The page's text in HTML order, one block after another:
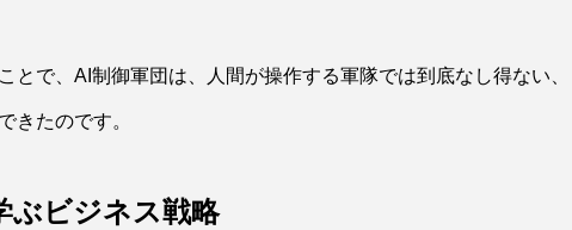
とで、AI制御軍団は、人間が操作する軍隊では到底なし得ない、
きたのです。
ぶビジネス戦略